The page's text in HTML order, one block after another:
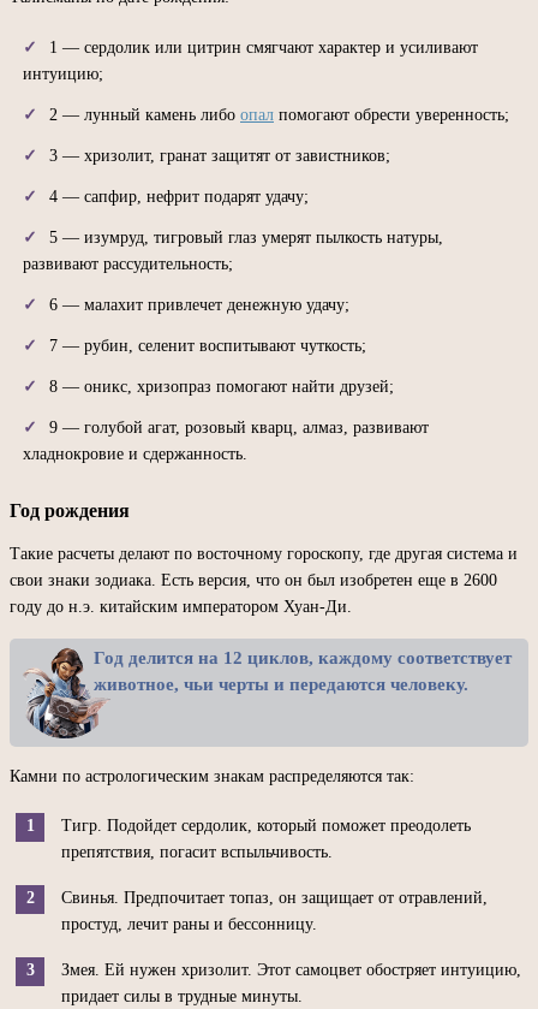
1 — сердолик или цитрин смягчают характер и усиливают
интуицию;
2 — лунный камень либо опал помогают обрести уверенность;
3 — хризолит, гранат защитят от завистников;
4 — сапфир, нефрит подарят удачу;
5 — изумруд, тигровый глаз умерят пылкость натуры,
развивают рассудительность;
6 — малахит привлечет денежную удачу;
7 — рубин, селенит воспитывают чуткость;
8 — оникс, хризопраз помогают найти друзей;
9 — голубой агат, розовый кварц, алмаз, развивают
хладнокровие и сдержанность.
Год рождения
Такие расчеты делают по восточному гороскопу, где другая система и
свои знаки зодиака. Есть версия, что он был изобретен еще в 2600
году до н.э. китайским императором Хуан-Ди.
Год делится на 12 циклов, каждому соответствует
животное, чьи черты и передаются человеку.
Камни по астрологическим знакам распределяются так:
Тигр. Подойдет сердолик, который поможет преодолеть
препятствия, погасит вспыльчивость.
Свинья. Предпочитает топаз, он защищает от отравлений,
простуд, лечит раны и бессонницу.
Змея. Ей нужен хризолит. Этот самоцвет обостряет интуицию,
придает силы в трудные минуты.